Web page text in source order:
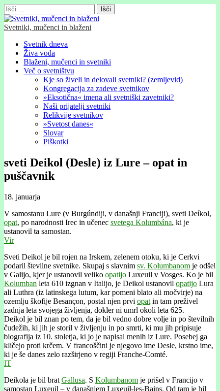
Išči:
Svetniki, mučenci in blaženi
Glavni
meni
Skip
content
Svetnik dneva
Živa voda
Blaženi, mučenci in svetniki
Več o svetništvu
Kje so živeli in delovali svetniki? (zemljevid)
Kongregacija za zadeve svetnikov
»Eksotična« imena ali svetniški zavetniki?
Naši prijatelji svetniki
Relikvije svetnikov
»Svetost danes«
Slovar
Piškotki
sveti Deikol (Desle) iz Lure – opat in
puščavnik
18. januarja
V samostanu Lure (v Burgúndiji, v današnji Franciji), sveti Deíkol,
opat, po narodnosti Irec in učenec svetega Kolumbána, ki je
ustanovil ta samostan.
Vir
Sveti Deikol je bil rojen na Irskem, zelenem otoku, ki je Cerkvi
podaril številne svetnike. Skupaj s slavnim sv. Kolumbanom je odšel
v Galijo, kjer je ustanovil veliko opatijo Luxeuil v Vosges. Ko je bil
Kolumban leta 610 izgnan v Italijo, je Deikol ustanovil opatijo Lura
ali Luthra (iz latinskega lutum, kar pomeni blato ali močvirje) na
ozemlju škofije Besançon, postal njen prvi opat in tam preživel
zadnja leta svojega življenja, dokler ni umrl okoli leta 625.
Deikol je bil znan po tem, da je bil vedno dobre volje in po številnih
čudežih, ki jih je storil v življenju in po smrti, ki mu jih pripisuje
biografija iz 10. stoletja, ki jo je napisal menih iz Lure. Posebej ga
kličejo proti krčem. V francoščini je njegovo ime Desle, krstno ime,
ki je še danes zelo razširjeno v regiji Franche-Comté.
IT
Deikola je bil brat Gallusa. S Kolumbanom je prišel v Francijo v
samostan Luxeuil – v današnjem Luxeuil-les-Bains. Od tam je bil